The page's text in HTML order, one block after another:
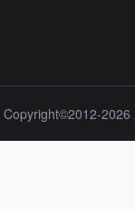
Copyright©2012-2026